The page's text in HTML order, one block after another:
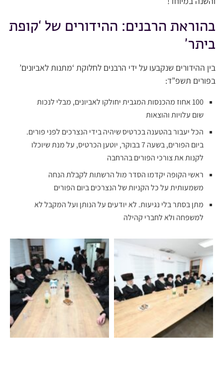
בהוראת הרבנים: ההידורים של ‘קופת
ביתר’
בין ההידורים שנקבעו על ידי הרבנים לחלוקת ‘מתנות לאביונים’
בפורים תשפ”ד:
100 אחוז מהכנסות המגבית יחולקו לאביונים, מבלי לנכות
שום עלויות והוצאות
הכל יעבור בהטענה בכרטיס שיהיה בידי הנצרכים לפני פורים.
ביום הפורים, בשעה 7 בבוקר, יוטען הכרטיס, על מנת שיוכלו
לקנות את צורכי הפורים בהרחבה
ראשי הקופה יקדמו הסדר מול הרשתות לקבלת הנחה
משמעותית על כל הקניות של הנצרכים ביום הפורים
מתן בסתר בלי נגיעות. לא יודעים על הנותן ועל המקבל לא
למשפחה ולא לחברי קהילה